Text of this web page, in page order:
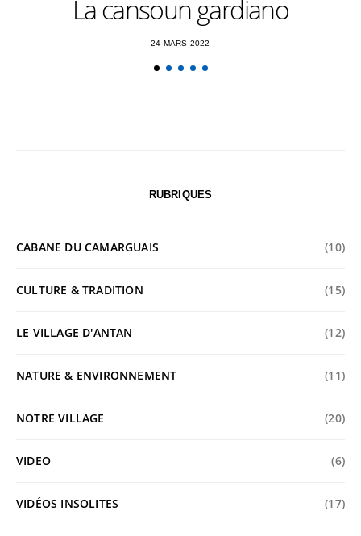
La cansoun gardiano
24 MARS 2022
RUBRIQUES
CABANE DU CAMARGUAIS (10)
CULTURE & TRADITION (15)
LE VILLAGE D'ANTAN (12)
NATURE & ENVIRONNEMENT (11)
NOTRE VILLAGE (20)
VIDEO (6)
VIDÉOS INSOLITES (17)